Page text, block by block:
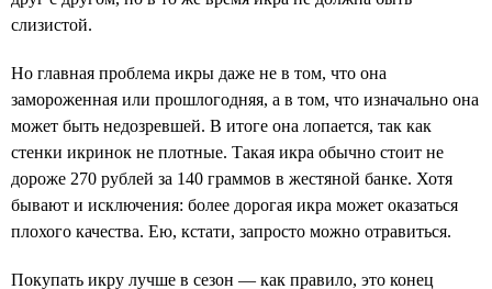
слизистой.
Но главная проблема икры даже не в том, что она
замороженная или прошлогодняя, а в том, что изначально она
может быть недозревшей. В итоге она лопается, так как
стенки икринок не плотные. Такая икра обычно стоит не
дороже 270 рублей за 140 граммов в жестяной банке. Хотя
бывают и исключения: более дорогая икра может оказаться
плохого качества. Ею, кстати, запросто можно отравиться.
Покупать икру лучше в сезон — как правило, это конец